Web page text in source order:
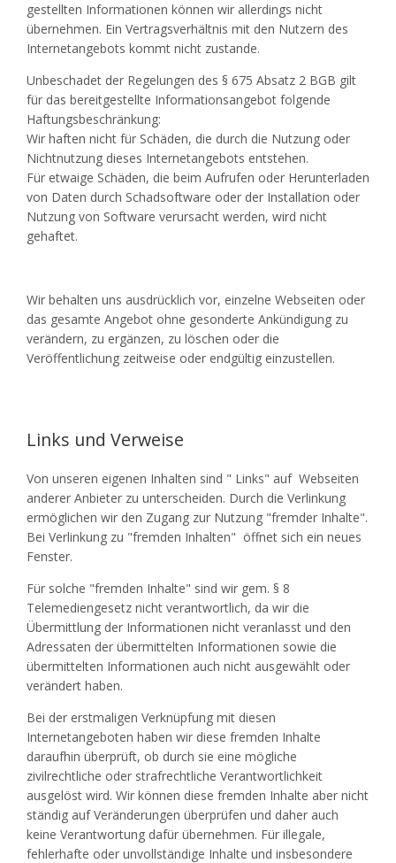
gestellten Informationen können wir allerdings nicht
übernehmen. Ein Vertragsverhältnis mit den Nutzern des
Internetangebots kommt nicht zustande.
Unbeschadet der Regelungen des § 675 Absatz 2 BGB gilt
für das bereitgestellte Informationsangebot folgende
Haftungsbeschränkung:
Wir haften nicht für Schäden, die durch die Nutzung oder
Nichtnutzung dieses Internetangebots entstehen.
Für etwaige Schäden, die beim Aufrufen oder Herunterladen
von Daten durch Schadsoftware oder der Installation oder
Nutzung von Software verursacht werden, wird nicht
gehaftet.
Wir behalten uns ausdrücklich vor, einzelne Webseiten oder
das gesamte Angebot ohne gesonderte Ankündigung zu
verändern, zu ergänzen, zu löschen oder die
Veröffentlichung zeitweise oder endgültig einzustellen.
Links und Verweise
Von unseren eigenen Inhalten sind " Links" auf Webseiten
anderer Anbieter zu unterscheiden. Durch die Verlinkung
ermöglichen wir den Zugang zur Nutzung "fremder Inhalte".
Bei Verlinkung zu "fremden Inhalten" öffnet sich ein neues
Fenster.
Für solche "fremden Inhalte" sind wir gem. § 8
Telemediengesetz nicht verantwortlich, da wir die
Übermittlung der Informationen nicht veranlasst und den
Adressaten der übermittelten Informationen sowie die
übermittelten Informationen auch nicht ausgewählt oder
verändert haben.
Bei der erstmaligen Verknüpfung mit diesen
Internetangeboten haben wir diese fremden Inhalte
daraufhin überprüft, ob durch sie eine mögliche
zivilrechtliche oder strafrechtliche Verantwortlichkeit
ausgelöst wird. Wir können diese fremden Inhalte aber nicht
ständig auf Veränderungen überprüfen und daher auch
keine Verantwortung dafür übernehmen. Für illegale,
fehlerhafte oder unvollständige Inhalte und insbesondere